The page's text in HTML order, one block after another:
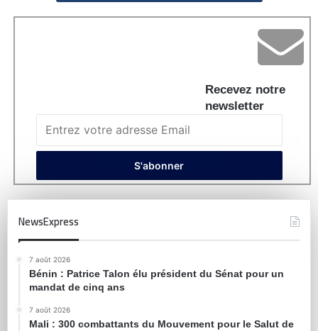
Recevez notre
newsletter
NewsExpress
7 août 2026
Bénin : Patrice Talon élu président du Sénat pour un
mandat de cinq ans
7 août 2026
Mali : 300 combattants du Mouvement pour le Salut de